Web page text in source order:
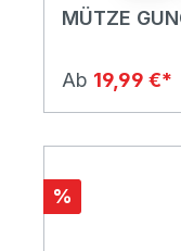
MÜTZE
Ab 19,99 €*
%